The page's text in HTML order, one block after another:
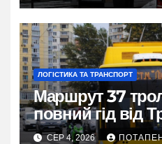
ЛОГІСТИКА ТА ТРАНСПОРТ
Маршрут 37
повний гід від
метро Лісова
СЕР 4, 2026